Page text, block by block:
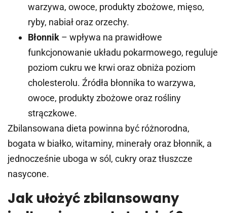
warzywa, owoce, produkty zbożowe, mięso,
ryby, nabiał oraz orzechy.
Błonnik – wpływa na prawidłowe
funkcjonowanie układu pokarmowego, reguluje
poziom cukru we krwi oraz obniża poziom
cholesterolu. Źródła błonnika to warzywa,
owoce, produkty zbożowe oraz rośliny
strączkowe.
Zbilansowana dieta powinna być różnorodna,
bogata w białko, witaminy, minerały oraz błonnik, a
jednocześnie uboga w sól, cukry oraz tłuszcze
nasycone.
Jak ułożyć zbilansowany